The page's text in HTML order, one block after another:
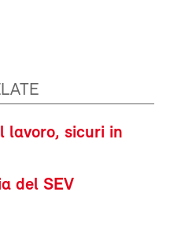
lavoro, sicuri in
del SEV